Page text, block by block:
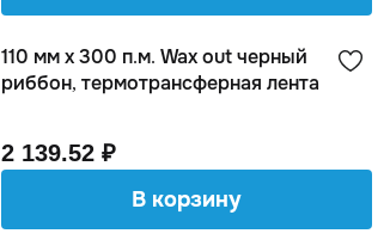
110 мм х 300 п.м. Wax out черный
риббон, термотрансферная лента
2 139.52 ₽
В корзину